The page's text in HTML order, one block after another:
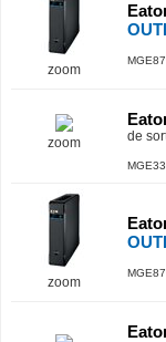
zoom
zoom
de
zoom